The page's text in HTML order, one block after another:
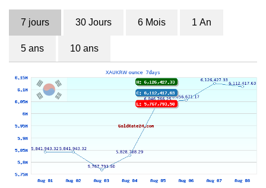
7 jours 30 Jours 6 Mois 1 An
5 ans 10 ans